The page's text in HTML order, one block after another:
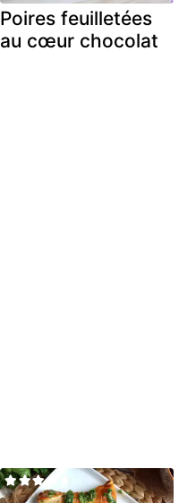
Poires feuilletées
au cœur chocolat